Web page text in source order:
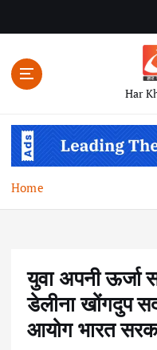
n
Har
Home
युवा अपनी ऊर्जा
डेलीना खोंगदुप
आयोग भारत